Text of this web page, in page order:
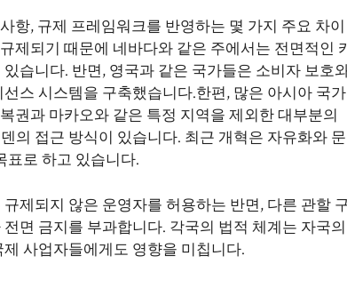
항, 규제 프레임워크를 반영하는 몇 가지 주요 차이
제되기 때문에 네바다와 같은 주에서는 전면적인
습니다. 반면, 영국과 같은 국가들은 소비자 보호
스 시스템을 구축했습니다.한편, 많은 아시아 국가
권과 마카오와 같은 특정 지역을 제외한 대부분의
의 접근 방식이 있습니다. 최근 개혁은 자유화와 문
표로 하고 있습니다.
제되지 않은 운영자를 허용하는 반면, 다른 관할
면 금지를 부과합니다. 각국의 법적 체계는 자국의
사업자들에게도 영향을 미칩니다.